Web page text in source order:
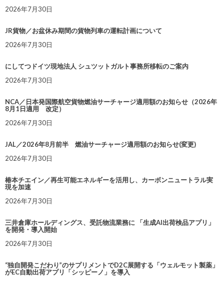
2026年7月30日
JR貨物／お盆休み期間の貨物列車の運転計画について
2026年7月30日
にしてつドイツ現地法人 シュツットガルト事務所移転のご案内
2026年7月30日
NCA／日本発国際航空貨物燃油サーチャージ適用額のお知らせ（2026年
8月1日適用 改定）
2026年7月30日
JAL／2026年8月前半 燃油サーチャージ適用額のお知らせ(変更)
2026年7月30日
椿本チエイン／再生可能エネルギーを活用し、カーボンニュートラル実
現を加速
2026年7月30日
三井倉庫ホールディングス、受託物流業務に 「生成AI出荷検品アプリ」
を開発・導入開始
2026年7月30日
“独自開発こだわり”のサプリメントでD2C展開する「ウェルモット製薬」
がEC自動出荷アプリ「シッピーノ」を導入